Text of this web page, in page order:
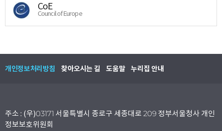
CoE
Council of Europe
개인정보처리방침 찾아오시는 길 도움말 누리집 안내
주소 : (우)03171 서울특별시 종로구 세종대로 209 정부서울청사 개인
정보보호위원회